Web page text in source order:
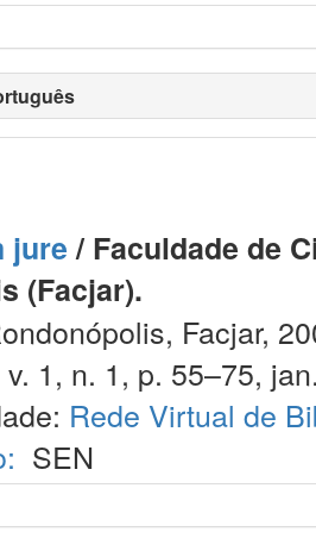
jure/ Faculdade de
(Facjar).
Facjar,
1, n. 1, p. 55–75,
Rede Virtual de
SEN